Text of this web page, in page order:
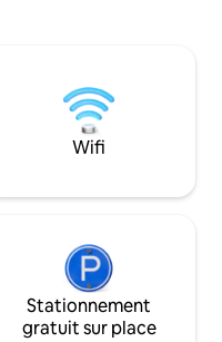
de
pour plaire. Cet appartement en
copropriété offre
sur la baie à
de l'autre côté de
est entièrement
Wifi
Stationnement
gratuit sur place